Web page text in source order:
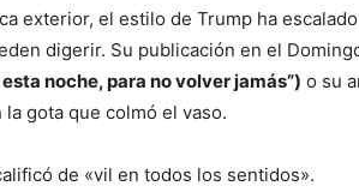
exterior, el estilo de Trump ha
digerir. Su publicación en el
noche, para no volver jamás”) o su
gota que colmó el vaso.
de «vil en todos los sentidos».